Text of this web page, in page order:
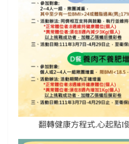
翻轉健康方程式.心起點Ι